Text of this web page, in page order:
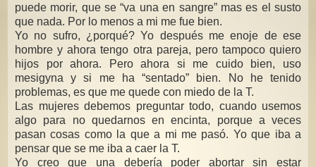
puede morir, que se “va una en sangre” mas es el susto
que nada. Por lo menos a mi me fue bien.
Yo no sufro, ¿porqué? Yo después me enoje de ese
hombre y ahora tengo otra pareja, pero tampoco quiero
hijos por ahora. Pero ahora si me cuido bien, uso
mesigyna y si me ha “sentado” bien. No he tenido
problemas, es que me quede con miedo de la T.
Las mujeres debemos preguntar todo, cuando usemos
algo para no quedarnos en encinta, porque a veces
pasan cosas como la que a mi me pasó. Yo que iba a
pensar que se me iba a caer la T.
Yo creo que una debería poder abortar sin estar